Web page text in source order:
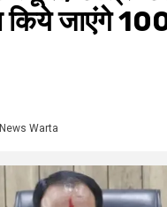
किये जाएंगे
News Warta